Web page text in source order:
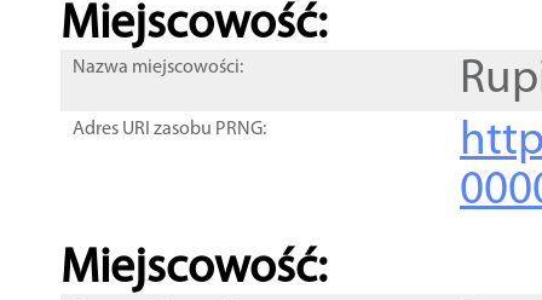
Miejscowość:
Nazwa miejscowości:
Adres URI zasobu PRNG:
Miejscowość: